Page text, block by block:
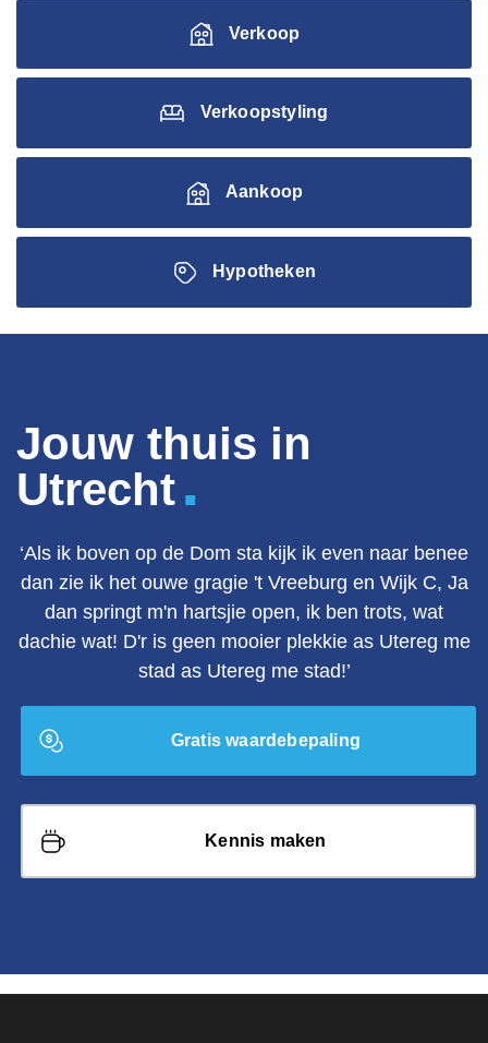
Verkoop
Verkoopstyling
Aankoop
Hypotheken
Jouw thuis in
Utrecht.
‘Als ik boven op de Dom sta kijk ik even naar benee
dan zie ik het ouwe gragie 't Vreeburg en Wijk C, Ja
dan springt m'n hartsjie open, ik ben trots, wat
dachie wat! D'r is geen mooier plekkie as Utereg me
stad as Utereg me stad!’
Gratis waardebepaling
Kennis maken